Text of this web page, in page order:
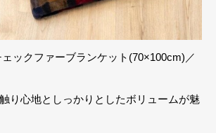
ックファーブランケット(70×100cm)／
り心地としっかりとしたボリュームが魅